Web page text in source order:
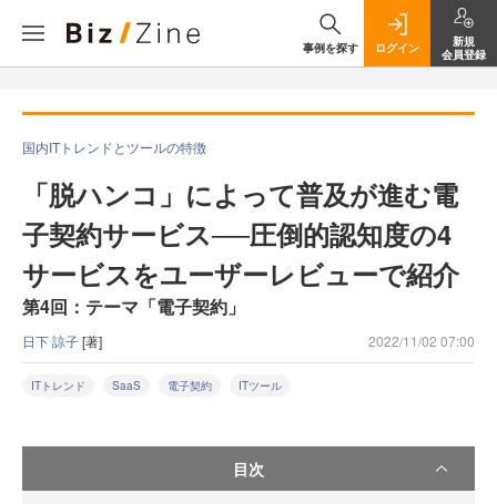
事例を探す ログイン
新規
会員登録
国内ITトレンドとツールの特徴
「脱ハンコ」によって普及が進む電
子契約サービス──圧倒的認知度の4
サービスをユーザーレビューで紹介
第4回：テーマ「電子契約」
日下 諒子[著] 2022/11/02 07:00
ITトレンド SaaS 電子契約 ITツール
目次